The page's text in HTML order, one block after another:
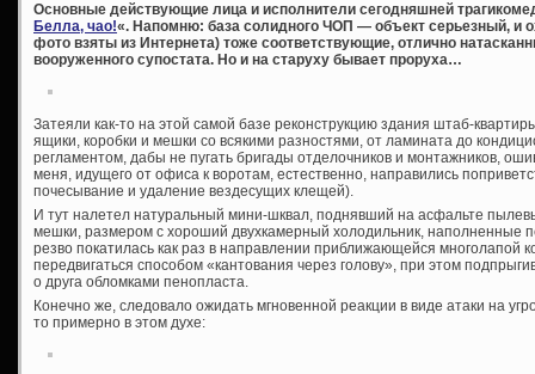
Основные действующие лица и исполнители сегодняшней
Белла, чао!«. Напомню: база солидного ЧОП — объект серьезный, и
фото взяты из Интернета) тоже соответствующие, отлично
вооруженного супостата. Но и на старуху бывает проруха…
Затеяли как-то на этой самой базе реконструкцию здания штаб-
ящики, коробки и мешки со всякими разностями, от ламината до
регламентом, дабы не пугать бригады отделочников и монтажников,
меня, идущего от офиса к воротам, естественно, направились
почесывание и удаление вездесущих клещей).
И тут налетел натуральный мини-шквал, поднявший на асфальте
мешки, размером с хороший двухкамерный холодильник, наполненные
резво покатилась как раз в направлении приближающейся
передвигаться способом «кантования через голову», при этом
о друга обломками пенопласта.
Конечно же, следовало ожидать мгновенной реакции в виде атаки на
то примерно в этом духе: